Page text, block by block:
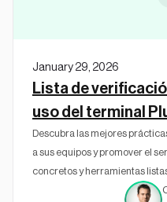
January 29, 2026
Lista de
uso del terminal
Descubra las mejores
a sus equipos y promover el
concretos y herramientas